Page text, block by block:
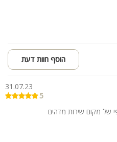
הוסף חוות דעת
31.07.23
5
של מקום שירות מדהים